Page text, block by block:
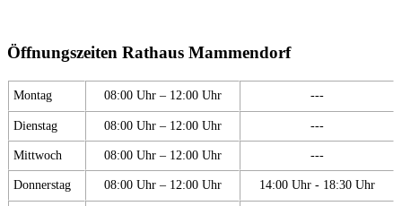
Öffnungszeiten Rathaus Mammendorf
Montag 08:00 Uhr – 12:00 Uhr ---
Dienstag 08:00 Uhr – 12:00 Uhr ---
Mittwoch 08:00 Uhr – 12:00 Uhr ---
Donnerstag 08:00 Uhr – 12:00 Uhr 14:00 Uhr - 18:30 Uhr